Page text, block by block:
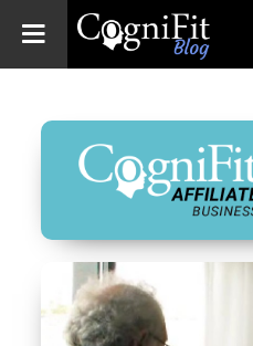
Blog: Brain
Health
News
Brain Training,
Mental Health, and
Wellness